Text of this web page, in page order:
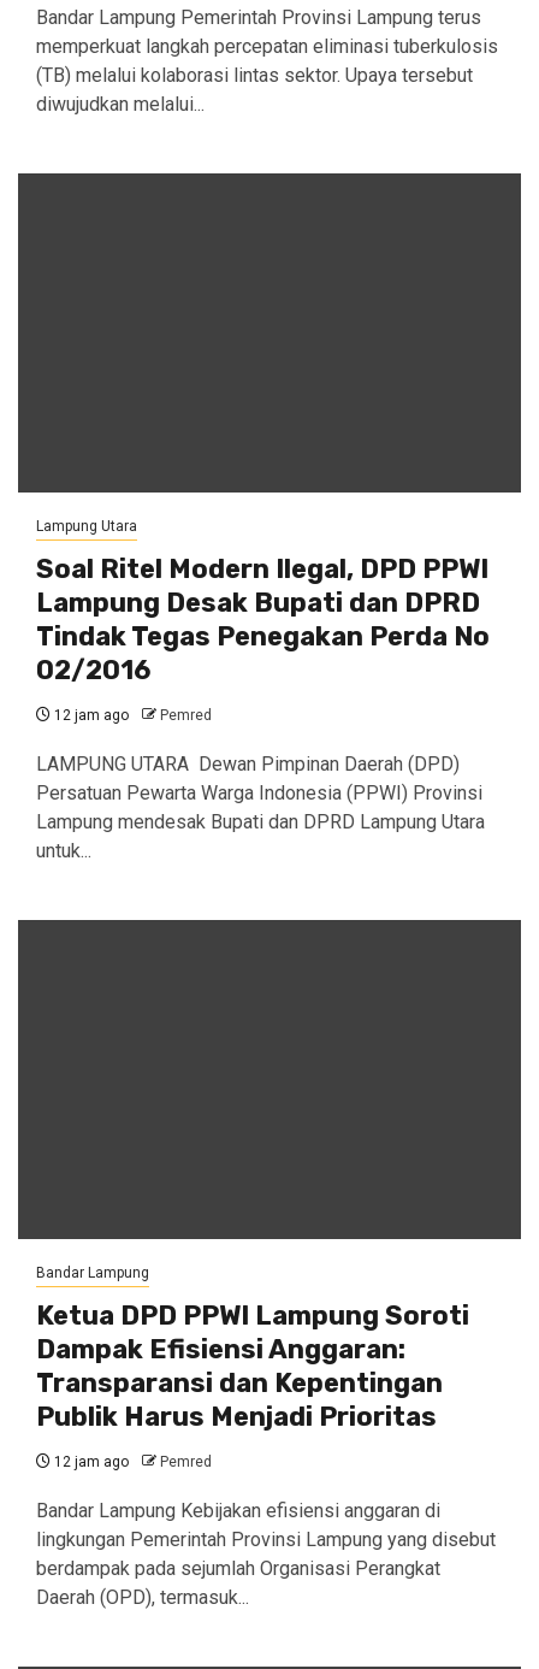
Bandar Lampung Pemerintah Provinsi Lampung terus
memperkuat langkah percepatan eliminasi tuberkulosis
(TB) melalui kolaborasi lintas sektor. Upaya tersebut
diwujudkan melalui...
Lampung Utara
Soal Ritel Modern Ilegal, DPD PPWI
Lampung Desak Bupati dan DPRD
Tindak Tegas Penegakan Perda No
02/2016
12 jam ago Pemred
​LAMPUNG UTARA Dewan Pimpinan Daerah (DPD)
Persatuan Pewarta Warga Indonesia (PPWI) Provinsi
Lampung mendesak Bupati dan DPRD Lampung Utara
untuk...
Bandar Lampung
Ketua DPD PPWI Lampung Soroti
Dampak Efisiensi Anggaran:
Transparansi dan Kepentingan
Publik Harus Menjadi Prioritas
12 jam ago Pemred
Bandar Lampung Kebijakan efisiensi anggaran di
lingkungan Pemerintah Provinsi Lampung yang disebut
berdampak pada sejumlah Organisasi Perangkat
Daerah (OPD), termasuk...